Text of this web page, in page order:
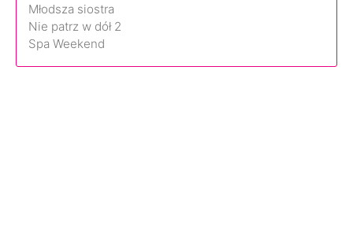
Młodsza siostra
Nie patrz w dół 2
Spa Weekend